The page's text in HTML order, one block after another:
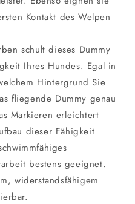
Kontakt des Welpen
schult dieses Dummy
Ihres Hundes. Egal in
Hintergrund Sie
fliegende Dummy genau
Markieren erleichtert
dieser Fähigkeit
bestens geeignet.
widerstandsfähigem